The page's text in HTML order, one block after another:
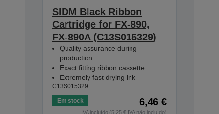
SIDM Black Ribbon
Cartridge for FX-890,
FX-890A (C13S015329)
Quality assurance during
production
Exact fitting ribbon cassette
Extremely fast drying ink
C13S015329
Em stock 6,46 €
IVA incluído (5,25 € IVA não incluído)